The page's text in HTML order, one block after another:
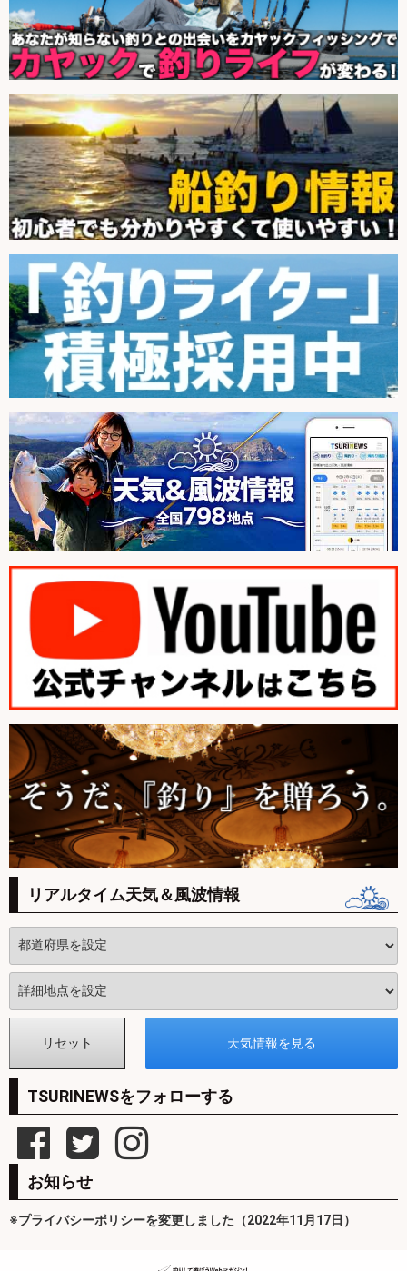
リアルタイム天気＆風波情報
TSURINEWSをフォローする
お知らせ
※プライバシーポリシーを変更しました（2022年11月17日）